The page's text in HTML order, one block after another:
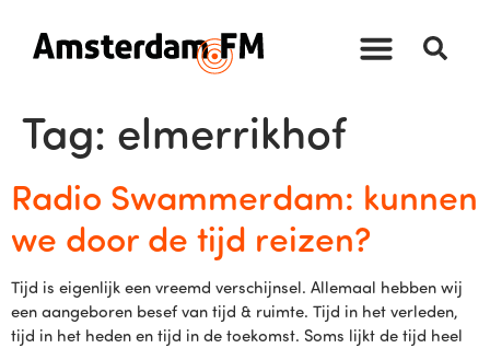
Tag: elmerrikhof
Radio Swammerdam: kunnen
we door de tijd reizen?
Tijd is eigenlijk een vreemd verschijnsel. Allemaal hebben wij
een aangeboren besef van tijd & ruimte. Tijd in het verleden,
tijd in het heden en tijd in de toekomst. Soms lijkt de tijd heel